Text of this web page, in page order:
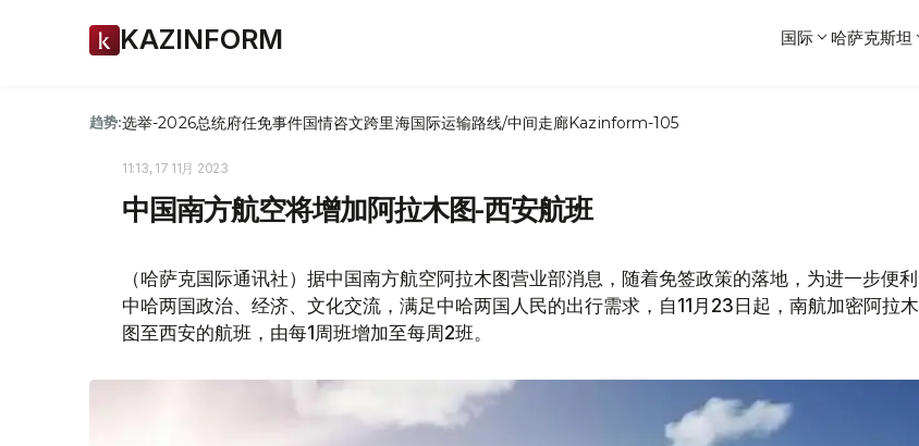
KAZINFORM 国际 哈萨克斯坦
趋势:选举-2026总统府任免事件国情咨文跨里海国际运输路线/中间走廊Kazinform-105
11:13, 17 11月 2023
中国南方航空将增加阿拉木图-西安航班
（哈萨克国际通讯社）据中国南方航空阿拉木图营业部消息，随着免签政策的落地，为进一步便利
中哈两国政治、经济、文化交流，满足中哈两国人民的出行需求，自11月23日起，南航加密阿拉木
图至西安的航班，由每1周班增加至每周2班。